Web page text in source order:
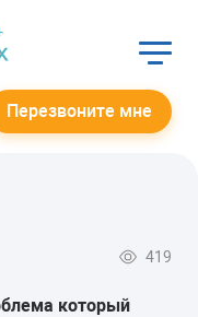
Перезвоните мне
419
который